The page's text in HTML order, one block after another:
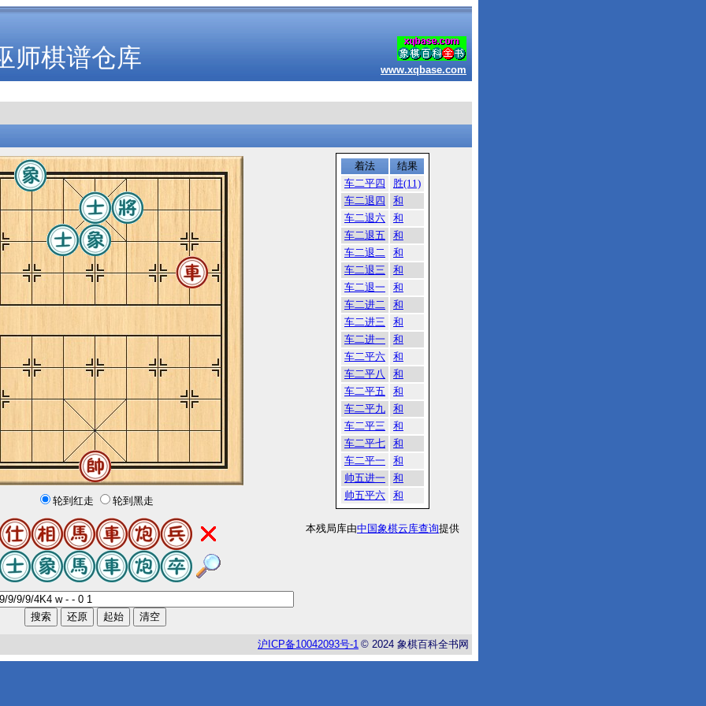
师棋谱仓库 www.xqbase.com
轮到红走 轮到黑走
着法
结果
车二平四
胜(11)
车二退四
和
车二退六
和
车二退五
和
车二退二
和
车二退三
和
车二退一
和
车二进二
和
车二进三
和
车二进一
和
车二平六
和
车二平八
和
车二平五
和
车二平九
和
车二平三
和
车二平七
和
车二平一
和
帅五进一
和
帅五平六
和
本残局库由中国象棋云库查询提供
沪 ICP备10042093号-1 © 2024 象棋百科全书网